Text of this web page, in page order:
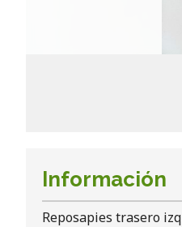
Información
Reposapies trasero